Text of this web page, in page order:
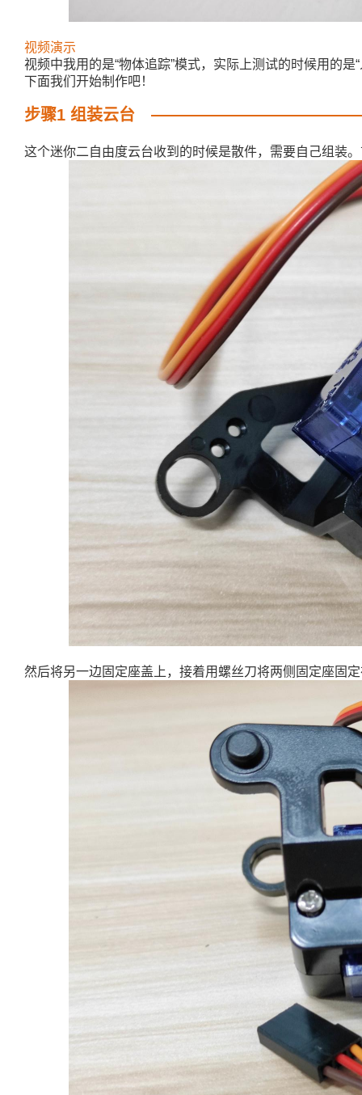
视频演示
视频中我用的是“物体追踪”模式，实际上测试的时候用的是
下面我们开始制作吧！
步骤1 组装云台
这个迷你二自由度云台收到的时候是散件，需要自己组装
然后将另一边固定座盖上，接着用螺丝刀将两侧固定座固